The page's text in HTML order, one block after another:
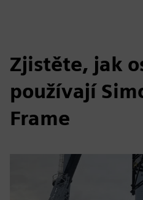
Zjistěte, jak
používají
Frame